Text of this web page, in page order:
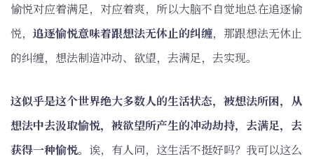
愉悦对应着满足，对应着爽，所以大脑不自觉地总在追逐愉
悦， 追逐愉悦意味着跟想法无休止的纠缠，那跟想法无休止
的纠缠，想法制造冲动、欲望，去满足，去实现。
这似乎是这个世界绝大多数人的生活状态，被想法所困，从
想法中去汲取愉悦，被欲望所产生的冲动劫持，去满足，去
获得一种愉悦。 诶，有人问，这生活不挺好吗？我可以这么